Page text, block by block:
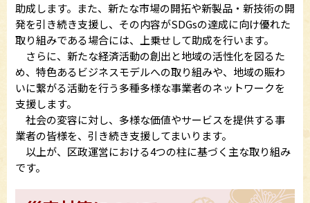
助成します。また、新たな市場の開拓や新製品・新技術の開
発を引き続き支援し、その内容がSDGsの達成に向け優れた
取り組みである場合には、上乗せして助成を行います。
さらに、新たな経済活動の創出と地域の活性化を図るた
め、特色あるビジネスモデルへの取り組みや、地域の賑わ
いに繋がる活動を行う多種多様な事業者のネットワークを
支援します。
社会の変容に対し、多様な価値やサービスを提供する事
業者の皆様を、引き続き支援してまいります。
以上が、区政運営における4つの柱に基づく主な取り組み
です。